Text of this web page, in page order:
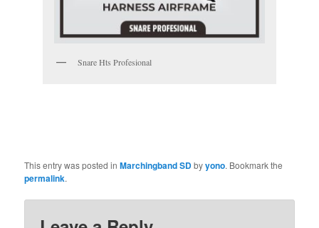
Snare Hts Profesional
This entry was posted inMarchingband SDbyyono. Bookmark the
permalink.